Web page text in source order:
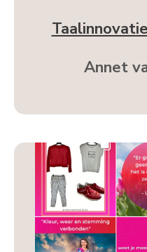
Annet